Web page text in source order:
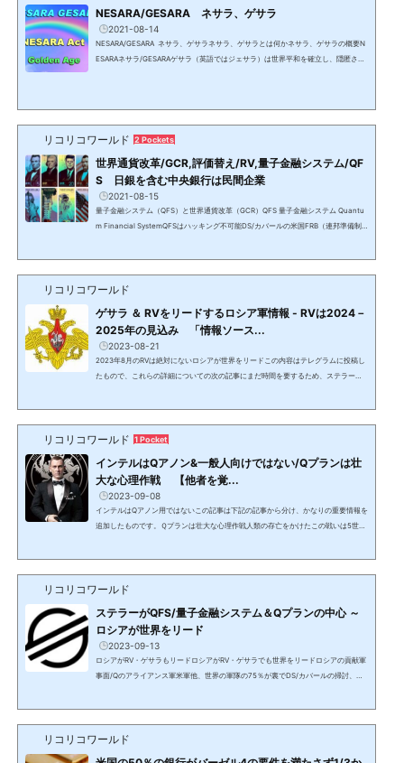
NESARA/GESARA ネサラ、ゲサラ
2021-08-14
NESARA/GESARA ネサラ、ゲサラネサラ、ゲサラとは何かネサラ、ゲサラの概要N
ESARAネサラ/GESARAゲサラ（英語ではジェサラ）は世界平和を確立し、隠匿され
人化された国家と言う名の株式市場に上場されている法人ではな...
リコリコワールド 2 Pockets
世界通貨改革/GCR,評価替え/RV,量子金融システム/QF
S 日銀を含む中央銀行は民間企業
2021-08-15
量子金融システム（QFS）と世界通貨改革（GCR）QFS 量子金融システム Quantu
m Financial SystemQFSはハッキング不可能DS/カバールの米国FRB（連邦準備制
y Reset）で承認された国の通貨は天然資源の保有量に応じて、正しい貨幣価値に設
リコリコワールド
ゲサラ ＆ RVをリードするロシア軍情報 - RVは2024－
2025年の見込み 「情報ソース...
2023-08-21
2023年8月のRVは絶対にないロシアが世界をリードこの内容はテレグラムに投稿し
たもので、これらの詳細についての次の記事にまだ時間を要するため、ステラー・
ンのデベロッパー。8/7
リコリコワールド 1 Pocket
インテルはQアノン&一般人向けではない/Qプランは壮
大な心理作戦 【他者を覚...
2023-09-08
インテルはQアノン用ではないこの記事は下記の記事から分け、かなりの重要情報を
追加したものです。Ｑプランは壮大な心理作戦人類の存亡をかけたこの戦いは5世代
心理を操ってきた： 50年以上前からのTVによる洗脳（モッキングバード作戦） MK
リコリコワールド
ステラーがQFS/量子金融システム＆Qプランの中心 ～
ロシアが世界をリード
2023-09-13
ロシアがRV・ゲサラもリードロシアがRV・ゲサラでも世界をリードロシアの貢献軍
事面/Qのアライアンス軍米軍他、世界の軍隊の75％が裏でDS/カバールの掃討、子
定義しなかったため、ウクライナは未だにロシアの一部。ウクライナでの特別軍事
リコリコワールド